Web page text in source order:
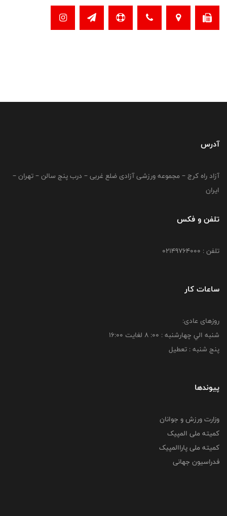
آدرس
آزاد راه کرج – مجموعه ورزشی آزادی ضلع غربی – درب پنج سالن – تهران –
ایران
تلفن و فکس
تلفن : 02149764000
ساعات کار
روزهای عادی:
شنبه الي چهارشنبه : 00: 8 لغايت 16:00
پنج شنبه : تعطیل
پیوندها
وزارت ورزش و جوانان
کمیته ملی المپیک
کمیته ملی پاراالمپیک
فدراسیون جهانی